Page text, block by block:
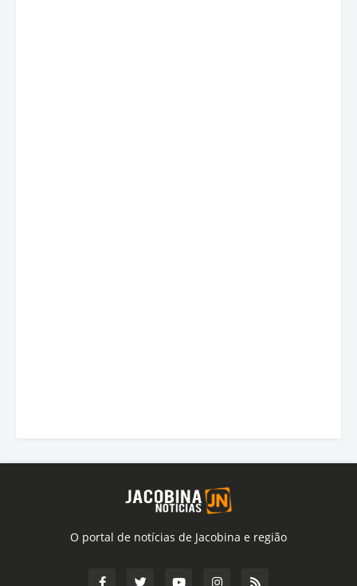
O portal de notícias de Jacobina e região